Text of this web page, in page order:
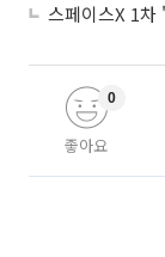
좋아요
0